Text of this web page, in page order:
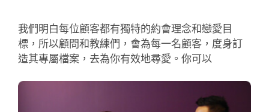
愛情故事
傳媒報導
約會技巧
我們明白每位顧客都有獨特的約會理念和戀愛目
標，所以顧問和教練們，會為每一名顧客，度身訂
造其專屬檔案，去為你有效地尋愛。你可以